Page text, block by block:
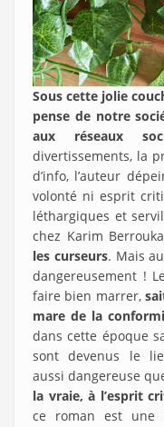
Sous cette jolie
pense de notre
aux réseaux
divertissements, la
d’info, l’auteur
volonté ni esprit
léthargiques et
chez Karim
les curseurs. Mais
dangereusement !
faire bien marrer,
mare de la
dans cette époque
sont devenus le
aussi dangereuse
la vraie, à l’esprit
ce roman est une